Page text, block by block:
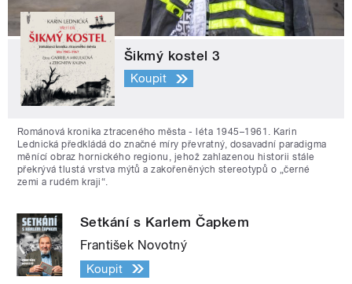
Šikmý kostel 3
Koupit
Románová kronika ztraceného města - léta 1945–1961. Karin
Lednická předkládá do značné míry převratný, dosavadní paradigma
měnící obraz hornického regionu, jehož zahlazenou historii stále
překrývá tlustá vrstva mýtů a zakořeněných stereotypů o „černé
zemi a rudém kraji“.
Setkání s Karlem Čapkem
František Novotný
Koupit